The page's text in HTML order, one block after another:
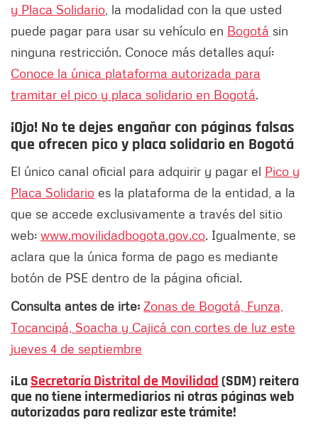
y Placa Solidario , la modalidad con la que usted
puede pagar para usar su vehículo en Bogotá sin
ninguna restricción. Conoce más detalles aquí:
Conoce la única plataforma autorizada para
tramitar el pico y placa solidario en Bogotá.
¡Ojo! No te dejes engañar con páginas falsas
que ofrecen pico y placa solidario en Bogotá
El único canal oficial para adquirir y pagar el Pico y
Placa Solidario es la plataforma de la entidad, a la
que se accede exclusivamente a través del sitio
web: www.movilidadbogota.gov.co. Igualmente, se
aclara que la única forma de pago es mediante
botón de PSE dentro de la página oficial.
Consulta antes de irte: Zonas de Bogotá, Funza,
Tocancipá, Soacha y Cajicá con cortes de luz este
jueves 4 de septiembre
¡LaSecretaría Distrital de Movilidad(SDM) reitera
que no tiene intermediarios ni otras páginas web
autorizadas para realizar este trámite!